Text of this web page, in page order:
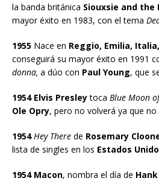
la banda británica Siouxsie and the
mayor éxito en 1983, con el tema
1955 Nace en Reggio, Emilia,
conseguirá su mayor éxito en 1991
donna, a dúo con Paul Young, que
1954 Elvis Presleytoca Blue Moon
Ole Opry, pero no volverá ya que
1954 Hey There de Rosemary
lista de singles en los Estados
1954 Macon, nombra el día de